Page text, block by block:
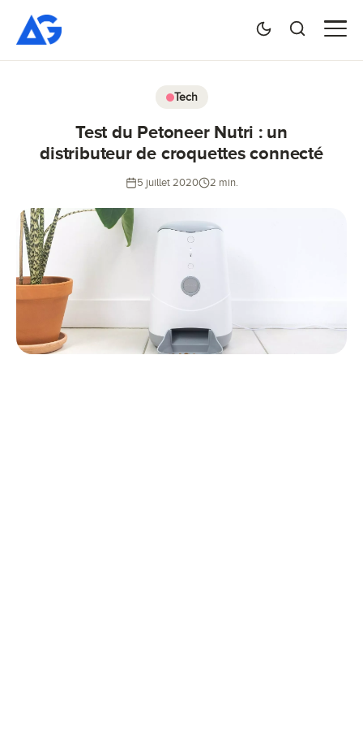
Tech
Test du Petoneer Nutri : un
distributeur de croquettes connecté
5 juillet 2020 2 min.